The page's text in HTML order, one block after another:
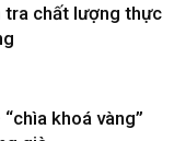
tra chất lượng thực
khoá vàng”